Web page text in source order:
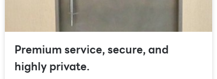
Premium service, secure, and
highly private.